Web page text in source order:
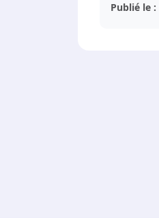
Publié le :